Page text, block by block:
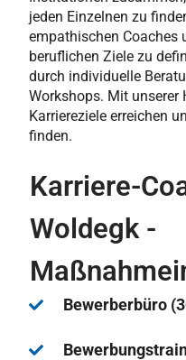
jeden Einzelnen zu
empathischen Coaches
beruflichen Ziele zu
durch individuelle
Workshops. Mit unserer
Karriereziele erreichen
finden.
Karriere-
Woldegk -
Bewerberbüro